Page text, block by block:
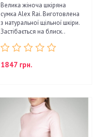
Велика жіноча шкіряна
сумка Alex Rai. Виготовлена
з натуральної щільної шкіри.
Застібається на блиск..
1847 грн.